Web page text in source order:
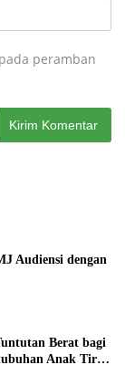
peramban
Audiensi dengan
Berat bagi
Anak Tiri